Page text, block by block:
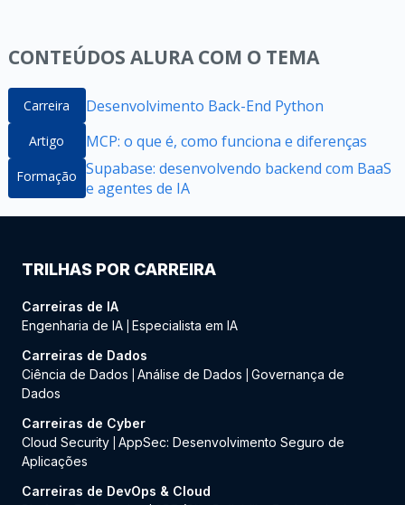
CONTEÚDOS ALURA COM O TEMA
Carreira Desenvolvimento Back-End Python
Artigo MCP: o que é, como funciona e diferenças
Formação Supabase: desenvolvendo backend com BaaS
e agentes de IA
TRILHAS POR CARREIRA
Carreiras de IA
Engenharia de IA Especialista em IA
Carreiras de Dados
Ciência de Dados
Análise de Dados
Governança de
Dados
Carreiras de Cyber
Cloud Security AppSec: Desenvolvimento Seguro de
Aplicações
Carreiras de DevOps & Cloud